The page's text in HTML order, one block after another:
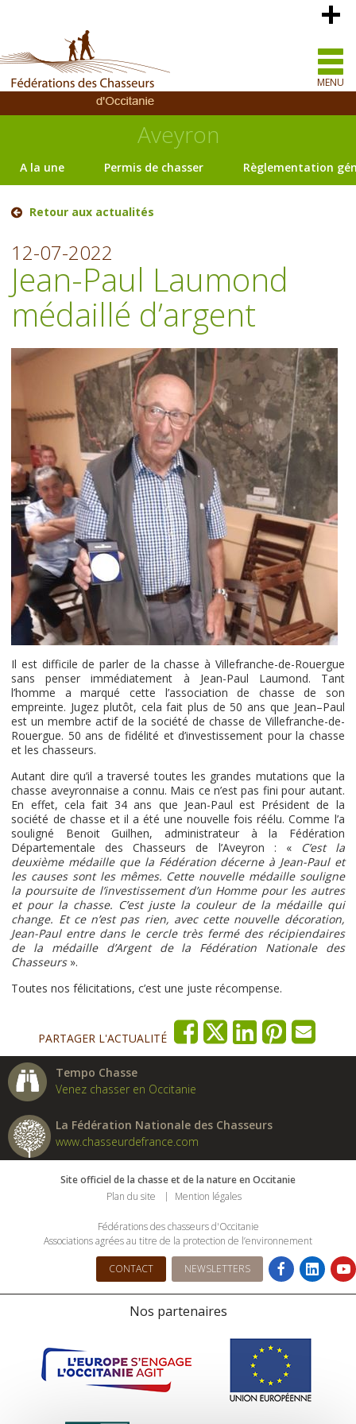
MENU
Aveyron
A la une Permis de chasser Règlementation
Retour aux actualités
12-07-2022
Jean-Paul Laumond
médaillé d’argent
Il est difficile de parler de la chasse à Villefranche-de-Rouergue
sans penser immédiatement à Jean-Paul Laumond. Tant
l’homme a marqué cette l’association de chasse de son
empreinte. Jugez plutôt, cela fait plus de 50 ans que Jean–Paul
est un membre actif de la société de chasse de Villefranche-de-
Rouergue. 50 ans de fidélité et d’investissement pour la chasse
et les chasseurs.
Autant dire qu’il a traversé toutes les grandes mutations que la
chasse aveyronnaise a connu. Mais ce n’est pas fini pour autant.
En effet, cela fait 34 ans que Jean-Paul est Président de la
société de chasse et il a été une nouvelle fois réélu. Comme l’a
souligné Benoit Guilhen, administrateur à la Fédération
Départementale des Chasseurs de l’Aveyron : «
C’est la
deuxième médaille que la Fédération décerne à Jean-Paul et
les causes sont les mêmes. Cette nouvelle médaille souligne
la poursuite de l’investissement d’un Homme pour les autres
et pour la chasse. C’est juste la couleur de la médaille qui
change. Et ce n’est pas rien, avec cette nouvelle décoration,
Jean-Paul entre dans le cercle très fermé des récipiendaires
de la médaille d’Argent de la Fédération Nationale des
Chasseurs».
Toutes nos félicitations, c’est une juste récompense.
PARTAGER L'ACTUALITÉ
Tempo Chasse
Venez chasser en Occitanie
La Fédération Nationale des Chasseurs
www.chasseurdefrance.com
Site officiel de la chasse et de la nature en Occitanie
Plan du site
Mention légales
Fédérations des chasseurs d'Occitanie
Associations agrées au titre de la protection de l’environnement
CONTACT NEWSLETTERS
Nos partenaires